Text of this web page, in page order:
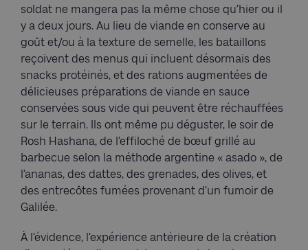
soldat ne mangera pas la même chose qu’hier ou il
y a deux jours. Au lieu de viande en conserve au
goût et/ou à la texture de semelle, les bataillons
reçoivent des menus qui incluent désormais des
snacks protéinés, et des rations augmentées de
délicieuses préparations de viande en sauce
conservées sous vide qui peuvent être réchauffées
sur le terrain. Ils ont même pu déguster, le soir de
Rosh Hashana, de l’effiloché de bœuf grillé au
barbecue selon la méthode argentine « asado », de
l’ananas, des dattes, des grenades, des olives, et
des entrecôtes fumées provenant d’un fumoir de
Galilée.
À l’évidence, l’expérience antérieure de la création